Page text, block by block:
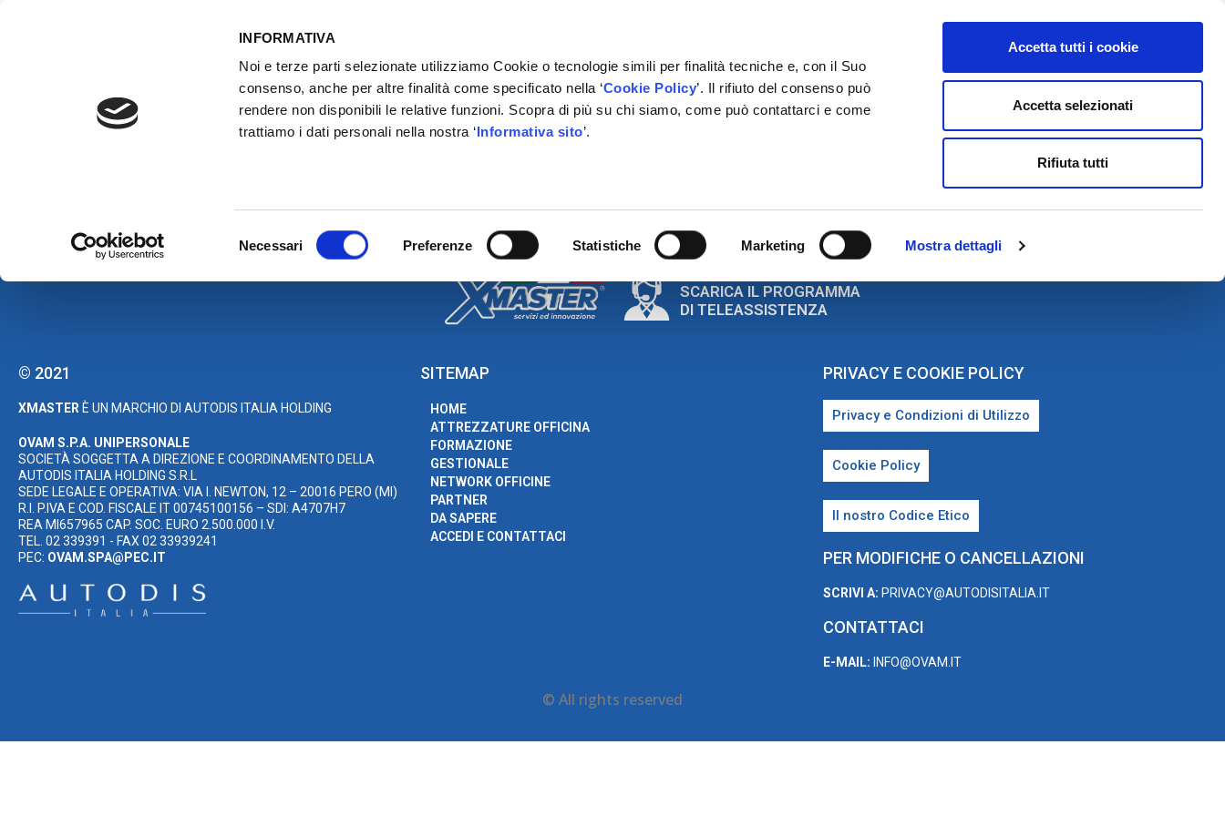
INFORMATIVA
Noi e terze parti selezionate utilizziamo Cookie o tecnologie simili per finalità tecniche e, con il Suo
consenso, anche per altre finalità come specificato nella ‘Cookie Policy’. Il rifiuto del consenso può
rendere non disponibili le relative funzioni. Scopra di più su chi siamo, come può contattarci e come
trattiamo i dati personali nella nostra ‘Informativa sito’.
del
Necessari Preferenze Statistiche Marketing Mostra dettagli
Accetta tutti i cookie
Accetta selezionati
Rifiuta tutti
ACCESSO GESTIONALE
ACCEDI E CONTATTACI
FOR1: MOTORIZZAZIONE FORD ECOBOOST HYBRID
SCARICA IL PROGRAMMA
DI TELEASSISTENZA
© 2021
XMASTER È UN MARCHIO DI AUTODIS ITALIA HOLDING
OVAM S.P.A. UNIPERSONALE
SOCIETÀ SOGGETTA A DIREZIONE E COORDINAMENTO DELLA
AUTODIS ITALIA HOLDING S.R.L
SEDE LEGALE E OPERATIVA: VIA I. NEWTON, 12 – 20016 PERO (MI)
R.I. P.IVA E COD. FISCALE IT 00745100156 – SDI: A4707H7
REA MI657965 CAP. SOC. EURO 2.500.000 I.V.
TEL. 02 339391 - FAX 02 33939241
PEC: OVAM.SPA@PEC.IT
SITEMAP
HOME
ATTREZZATURE OFFICINA
FORMAZIONE
GESTIONALE
NETWORK OFFICINE
PARTNER
DA SAPERE
ACCEDI E CONTATTACI
PRIVACY E COOKIE POLICY
Privacy e Condizioni di Utilizzo
Cookie Policy
Il nostro Codice Etico
PER MODIFICHE O CANCELLAZIONI
SCRIVI A: PRIVACY@AUTODISITALIA.IT
CONTATTACI
E-MAIL: INFO@OVAM.IT
© All rights reserved